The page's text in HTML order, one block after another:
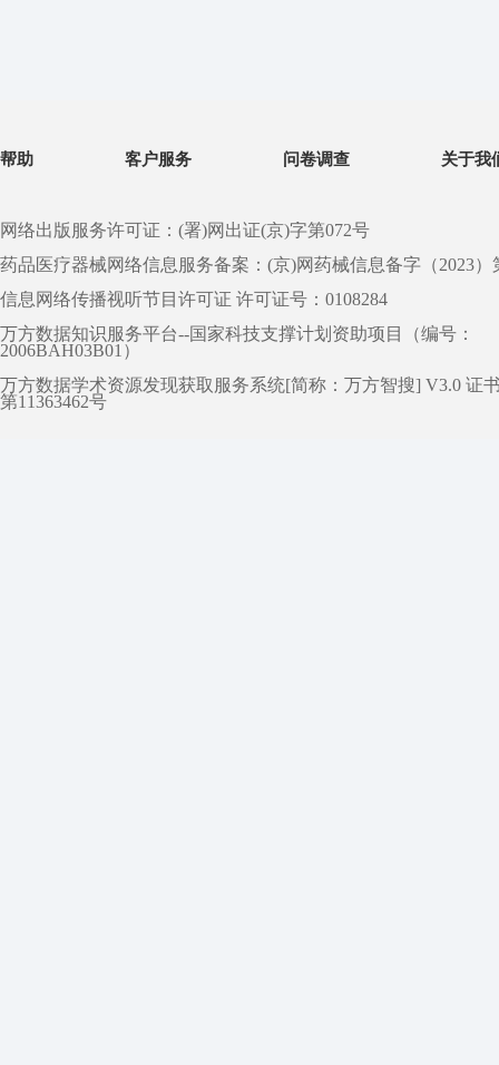
帮助 客户服务 问卷调查 关于我
网络出版服务许可证：(署)网出证(京)字第072号
药品医疗器械网络信息服务备案：(京)网药械信息备字（2023）
信息网络传播视听节目许可证 许可证号：0108284
万方数据知识服务平台--国家科技支撑计划资助项目（编号：
2006BAH03B01）
万方数据学术资源发现获取服务系统[简称：万方智搜] V3.0 证
第11363462号